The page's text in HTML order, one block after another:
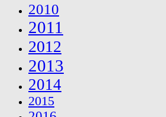
2010
2011
2012
2013
2014
2015